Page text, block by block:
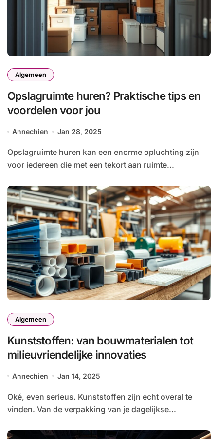
Algemeen
Opslagruimte huren? Praktische tips en
voordelen voor jou
Annechien Jan 28, 2025
Opslagruimte huren kan een enorme opluchting zijn
voor iedereen die met een tekort aan ruimte...
Algemeen
Kunststoffen: van bouwmaterialen tot
milieuvriendelijke innovaties
Annechien Jan 14, 2025
Oké, even serieus. Kunststoffen zijn echt overal te
vinden. Van de verpakking van je dagelijkse...